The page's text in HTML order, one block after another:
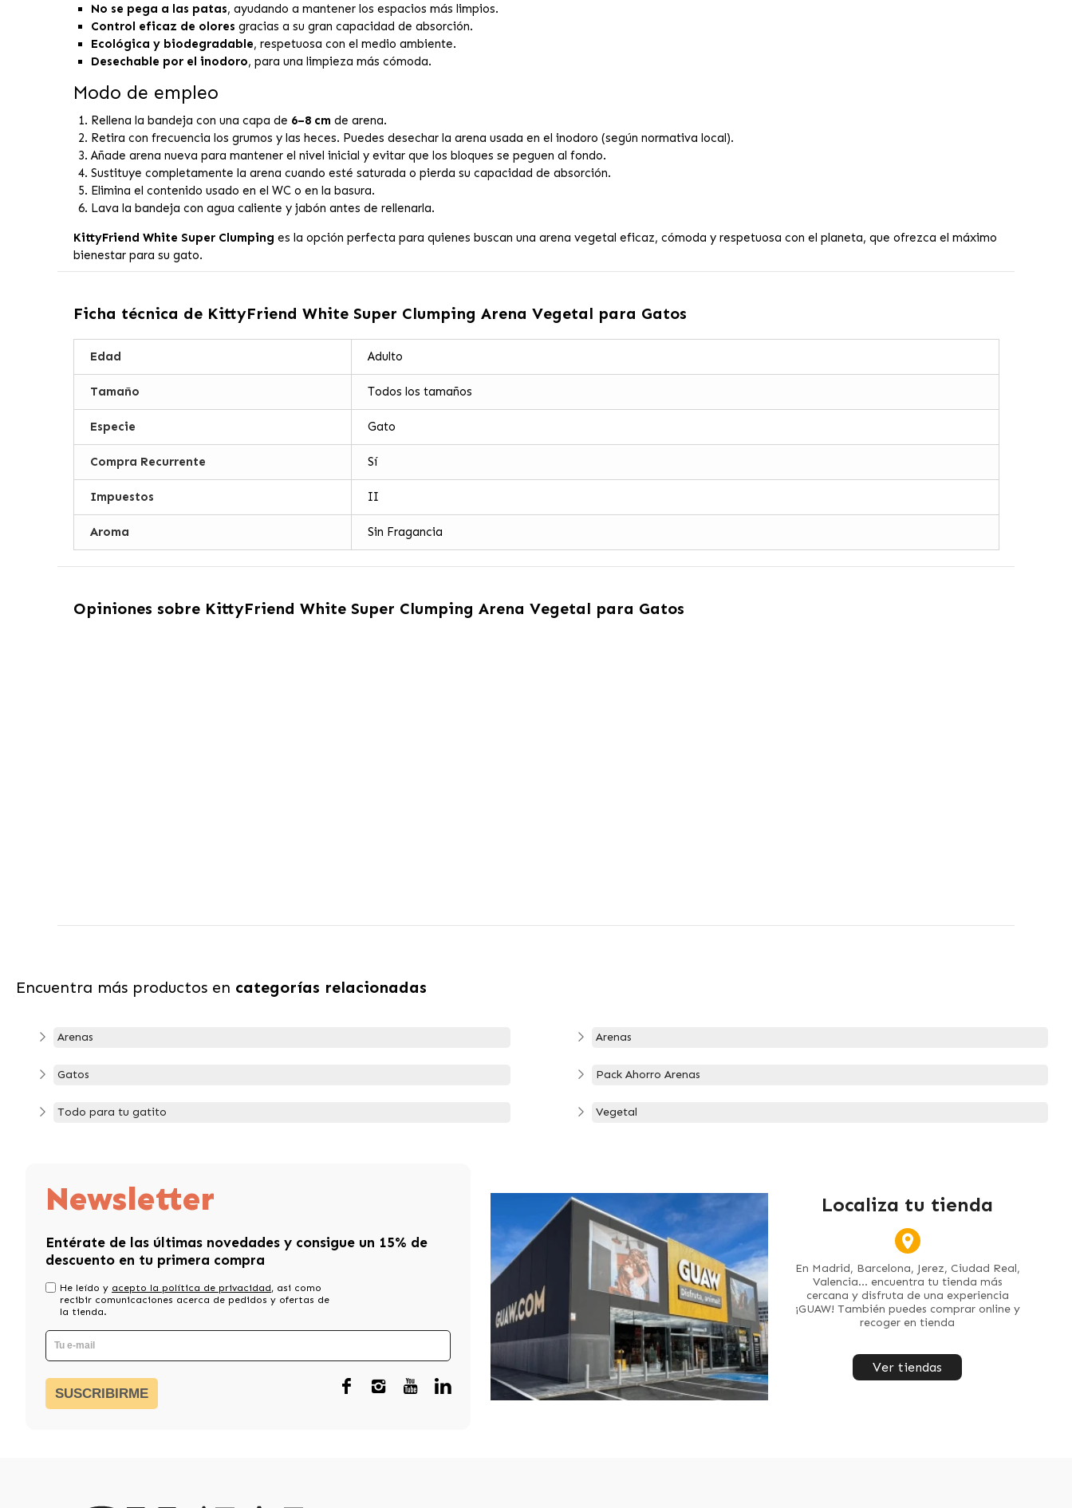
No se pega a las patas, ayudando a mantener los espacios más limpios.
Control eficaz de olores gracias a su gran capacidad de absorción.
Ecológica y biodegradable, respetuosa con el medio ambiente.
Desechable por el inodoro, para una limpieza más cómoda.
Modo de empleo
Rellena la bandeja con una capa de 6–8 cm de arena.
Retira con frecuencia los grumos y las heces. Puedes desechar la arena usada en el inodoro (según normativa local).
Añade arena nueva para mantener el nivel inicial y evitar que los bloques se peguen al fondo.
Sustituye completamente la arena cuando esté saturada o pierda su capacidad de absorción.
Elimina el contenido usado en el WC o en la basura.
Lava la bandeja con agua caliente y jabón antes de rellenarla.
KittyFriend White Super Clumping es la opción perfecta para quienes buscan una arena vegetal eficaz, cómoda y respetuosa con el planeta, que ofrezca el máximo
bienestar para su gato.
Ficha técnica de KittyFriend White Super Clumping Arena Vegetal para Gatos
Edad Adulto
Tamaño Todos los tamaños
Especie Gato
Compra Recurrente Sí
Impuestos II
Aroma Sin Fragancia
Opiniones sobre KittyFriend White Super Clumping Arena Vegetal para Gatos
Encuentra más productos en categorías relacionadas
Arenas
Gatos
Todo para tu gatito
Arenas
Pack Ahorro Arenas
Vegetal
Newsletter
Entérate de las últimas novedades y consigue un 15% de
descuento en tu primera compra
He leído y acepto la política de privacidad, asi como
recibir comunicaciones acerca de pedidos y ofertas de
la tienda.
SUSCRIBIRME
Localiza tu tienda
En Madrid, Barcelona, Jerez, Ciudad Real,
Valencia... encuentra tu tienda más
cercana y disfruta de una experiencia
¡GUAW! También puedes comprar online y
recoger en tienda
Ver tiendas